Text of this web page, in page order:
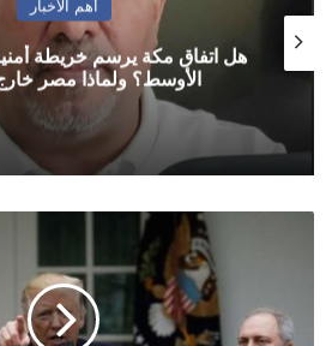
أهم الأخبار
هل اتفاق مكة يرسم خريطة
الأوسط؟ ولماذا مصر
على